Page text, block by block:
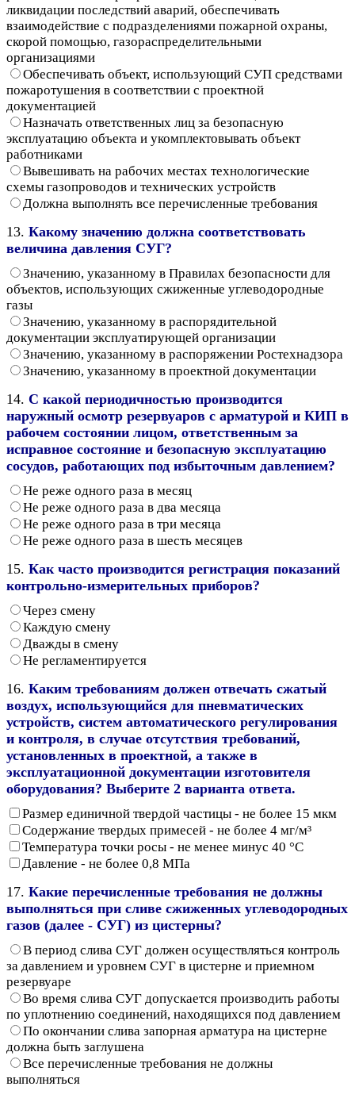
ликвидации последствий аварий, обеспечивать
взаимодействие с подразделениями пожарной охраны,
скорой помощью, газораспределительными
организациями
Обеспечивать объект, использующий СУП средствами
пожаротушения в соответствии с проектной
документацией
Назначать ответственных лиц за безопасную
эксплуатацию объекта и укомплектовывать объект
работниками
Вывешивать на рабочих местах технологические
схемы газопроводов и технических устройств
Должна выполнять все перечисленные требования
13. Какому значению должна соответствовать
величина давления СУГ?
Значению, указанному в Правилах безопасности для
объектов, использующих сжиженные углеводородные
газы
Значению, указанному в распорядительной
документации эксплуатирующей организации
Значению, указанному в распоряжении Ростехнадзора
Значению, указанному в проектной документации
14. С какой периодичностью производится
наружный осмотр резервуаров с арматурой и КИП в
рабочем состоянии лицом, ответственным за
исправное состояние и безопасную эксплуатацию
сосудов, работающих под избыточным давлением?
Не реже одного раза в месяц
Не реже одного раза в два месяца
Не реже одного раза в три месяца
Не реже одного раза в шесть месяцев
15. Как часто производится регистрация показаний
контрольно-измерительных приборов?
Через смену
Каждую смену
Дважды в смену
Не регламентируется
16. Каким требованиям должен отвечать сжатый
воздух, использующийся для пневматических
устройств, систем автоматического регулирования
и контроля, в случае отсутствия требований,
установленных в проектной, а также в
эксплуатационной документации изготовителя
оборудования? Выберите 2 варианта ответа.
Размер единичной твердой частицы - не более 15 мкм
Содержание твердых примесей - не более 4 мг/м³
Температура точки росы - не менее минус 40 °С
Давление - не более 0,8 МПа
17. Какие перечисленные требования не должны
выполняться при сливе сжиженных углеводородных
газов (далее - СУГ) из цистерны?
В период слива СУГ должен осуществляться контроль
за давлением и уровнем СУГ в цистерне и приемном
резервуаре
Во время слива СУГ допускается производить работы
по уплотнению соединений, находящихся под давлением
По окончании слива запорная арматура на цистерне
должна быть заглушена
Все перечисленные требования не должны
выполняться